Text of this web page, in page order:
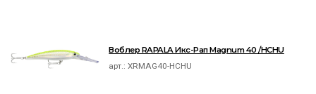
Воблер RAPALA Икс-Рап Magnum 40 /HCHU
арт.:XRMAG40-HCHU